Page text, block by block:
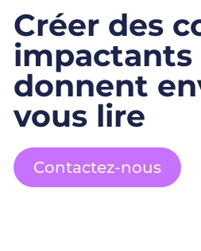
Créer des
impactants
donnent
vous lire
Contactez-nous